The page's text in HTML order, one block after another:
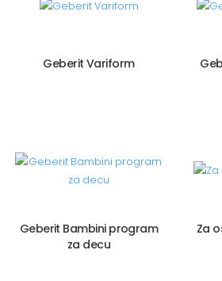
Geberit Variform
Geberit Bambini program
za decu
Za